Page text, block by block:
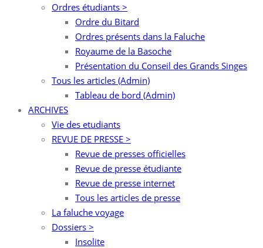
Ordres étudiants >
Ordre du Bitard
Ordres présents dans la Faluche
Royaume de la Basoche
Présentation du Conseil des Grands Singes
Tous les articles (Admin)
Tableau de bord (Admin)
ARCHIVES
Vie des etudiants
REVUE DE PRESSE >
Revue de presses officielles
Revue de presse étudiante
Revue de presse internet
Tous les articles de presse
La faluche voyage
Dossiers >
Insolite